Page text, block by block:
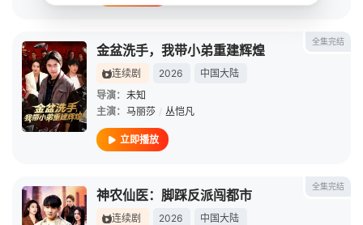
全集完结
金盆洗手，我带小弟重建辉煌
连续剧 2026
中国大陆
导演： 未知
主演： 马丽莎 / 丛恺凡
立即播放
全集完结
神农仙医：脚踩反派闯都市
连续剧 2026
中国大陆